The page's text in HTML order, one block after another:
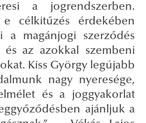
a jogrendszerben.
célkitűzés érdekében
a magánjogi szerződés
és az azokkal szembeni
Kiss György legújabb
nagy nyeresége,
és a joggyakorlat
ajánljuk a